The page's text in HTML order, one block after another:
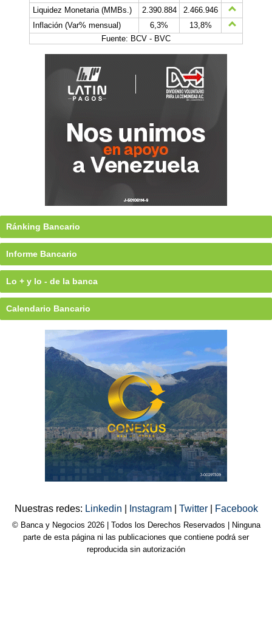
Liquidez Monetaria (MMBs.)
2.390.884
2.466.946
Inflación (Var% mensual)
6,3%
13,8%
Fuente: BCV - BVC
Ránking Bancario
Informe Bancario
Lo + y lo - de la banca
Calendario Bancario
Nuestras redes: Linkedin Instagram Twitter Facebook
© Banca y Negocios 2026 | Todos los Derechos Reservados | Ninguna
parte de esta página ni las publicaciones que contiene podrá ser
reproducida sin autorización